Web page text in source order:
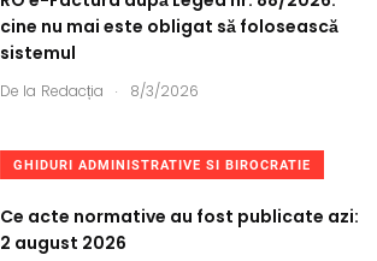
cine nu mai este obligat să folosească
sistemul
De la Redacția . 8/3/2026
GHIDURI ADMINISTRATIVE SI BIROCRATIE
Ce acte normative au fost publicate azi:
2 august 2026